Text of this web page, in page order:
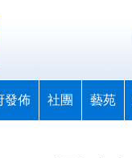
發佈 社團 藝苑